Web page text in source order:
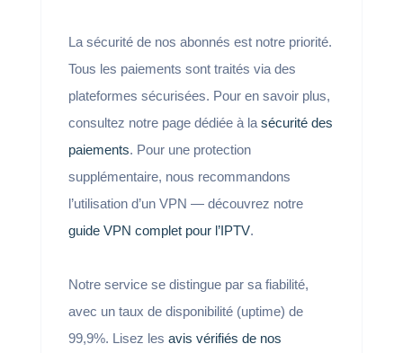
La sécurité de nos abonnés est notre priorité.
Tous les paiements sont traités via des
plateformes sécurisées. Pour en savoir plus,
consultez notre page dédiée à la sécurité des
paiements. Pour une protection
supplémentaire, nous recommandons
l’utilisation d’un VPN — découvrez notre
guide VPN complet pour l’IPTV.
Notre service se distingue par sa fiabilité,
avec un taux de disponibilité (uptime) de
99,9%. Lisez les avis vérifiés de nos